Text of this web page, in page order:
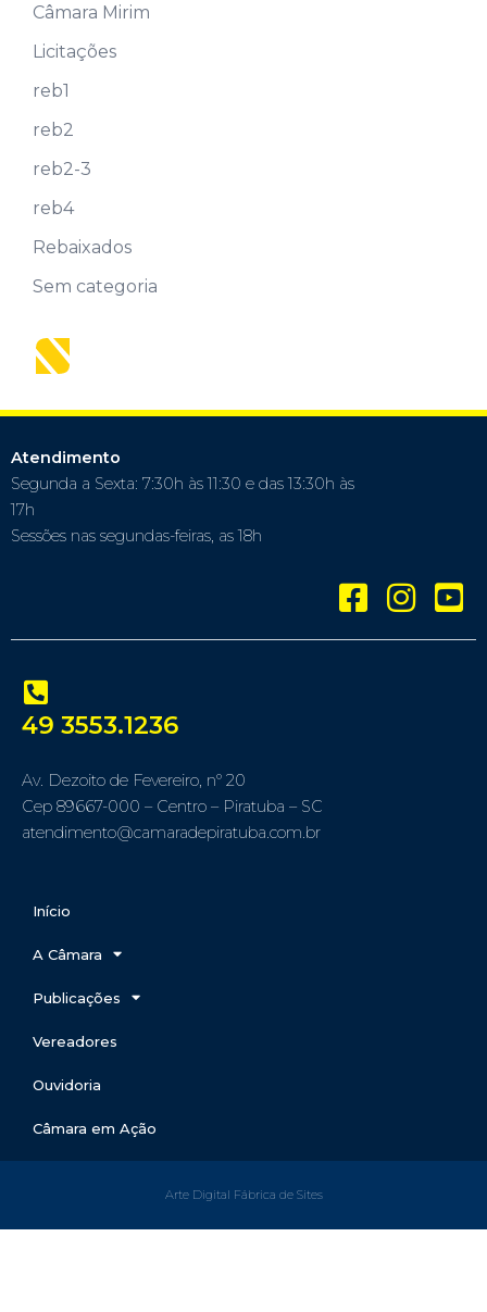
Câmara Mirim
Licitações
reb1
reb2
reb2-3
reb4
Rebaixados
Sem categoria
Atendimento
Segunda a Sexta: 7:30h às 11:30 e das 13:30h às
17h
Sessões nas segundas-feiras, as 18h
49 3553.1236
Av. Dezoito de Fevereiro, nº 20
Cep 89667-000 – Centro – Piratuba – SC
atendimento@camaradepiratuba.com.br
Início
A Câmara
Publicações
Vereadores
Ouvidoria
Câmara em Ação
Arte Digital Fábrica de Sites